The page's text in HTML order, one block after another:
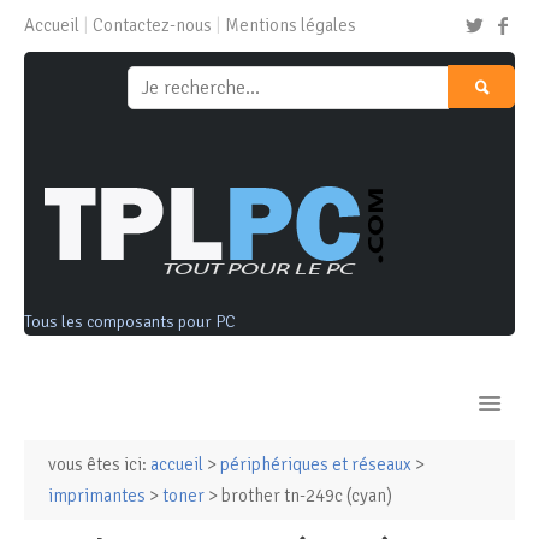
Accueil Contactez-nous Mentions légales
Tous les composants pour PC
Ordinateurs & Tablettes
Composants
vous êtes ici: accueil > périphériques et réseaux >
imprimantes > toner > brother tn-249c (cyan)